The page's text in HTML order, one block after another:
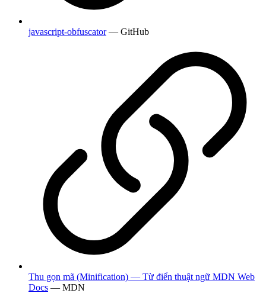
javascript-obfuscator — GitHub
Thu gọn mã (Minification) — Từ điển thuật ngữ MDN Web
Docs — MDN